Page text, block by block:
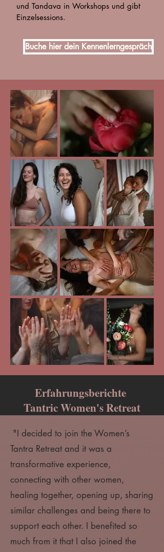
und Tandava in Workshops und gibt
Einzelsessions.
Buche hier dein Kennenlerngespräch
Erfahrungsberichte
Tantric Women's Retreat
"I decided to join the Women’s
Tantra Retreat and it was a
transformative experience,
connecting with other women,
healing together, opening up, sharing
similar challenges and being there to
support each other. I benefited so
much from it that I also joined the